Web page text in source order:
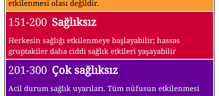
etkilenmesi olası değildir.
151-200 Sağlıksız
Herkesin sağlığı etkilenmeye başlayabilir; hassas
gruptakiler daha ciddi sağlık etkileri yaşayabilir
201-300 Çok sağlıksız
Acil durum sağlık uyarıları. Tüm nüfusun etkilenmesi